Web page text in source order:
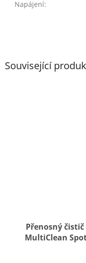
Související
Přenosný
MultiClean
Napájení: